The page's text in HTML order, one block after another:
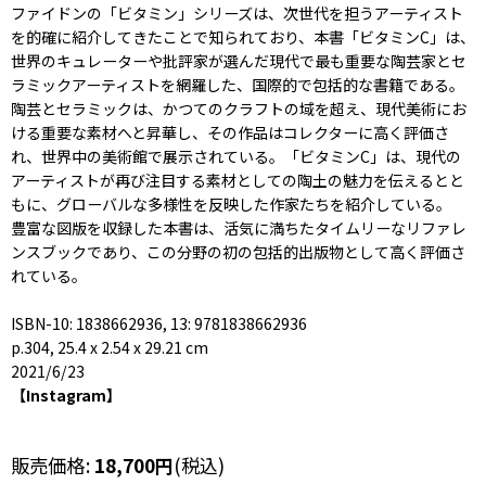
ファイドンの「ビタミン」シリーズは、次世代を担うアーティスト
を的確に紹介してきたことで知られており、本書「ビタミンC」は、
世界のキュレーターや批評家が選んだ現代で最も重要な陶芸家とセ
ラミックアーティストを網羅した、国際的で包括的な書籍である。
陶芸とセラミックは、かつてのクラフトの域を超え、現代美術にお
ける重要な素材へと昇華し、その作品はコレクターに高く評価さ
れ、世界中の美術館で展示されている。「ビタミンC」は、現代の
アーティストが再び注目する素材としての陶土の魅力を伝えるとと
もに、グローバルな多様性を反映した作家たちを紹介している。
豊富な図版を収録した本書は、活気に満ちたタイムリーなリファレ
ンスブックであり、この分野の初の包括的出版物として高く評価さ
れている。
ISBN-10: 1838662936, 13: 9781838662936
p.304, 25.4 x 2.54 x 29.21 cm
2021/6/23
【Instagram】
販売価格: 18,700円(税込)